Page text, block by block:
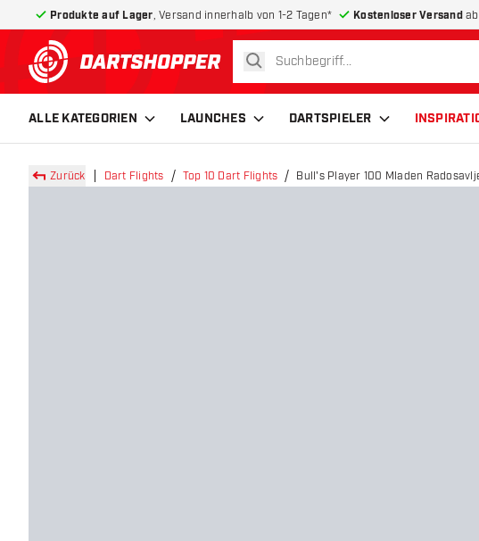
Produkte auf Lager , Versand innerhalb von 1-2 Tagen* Kostenloser Versandab
zurück zur Startseite
suchen
ALLE KATEGORIEN LAUNCHES DARTSPIELER
Zurück Dart Flights Top 10 Dart Flights Bull's Player 100 Mladen